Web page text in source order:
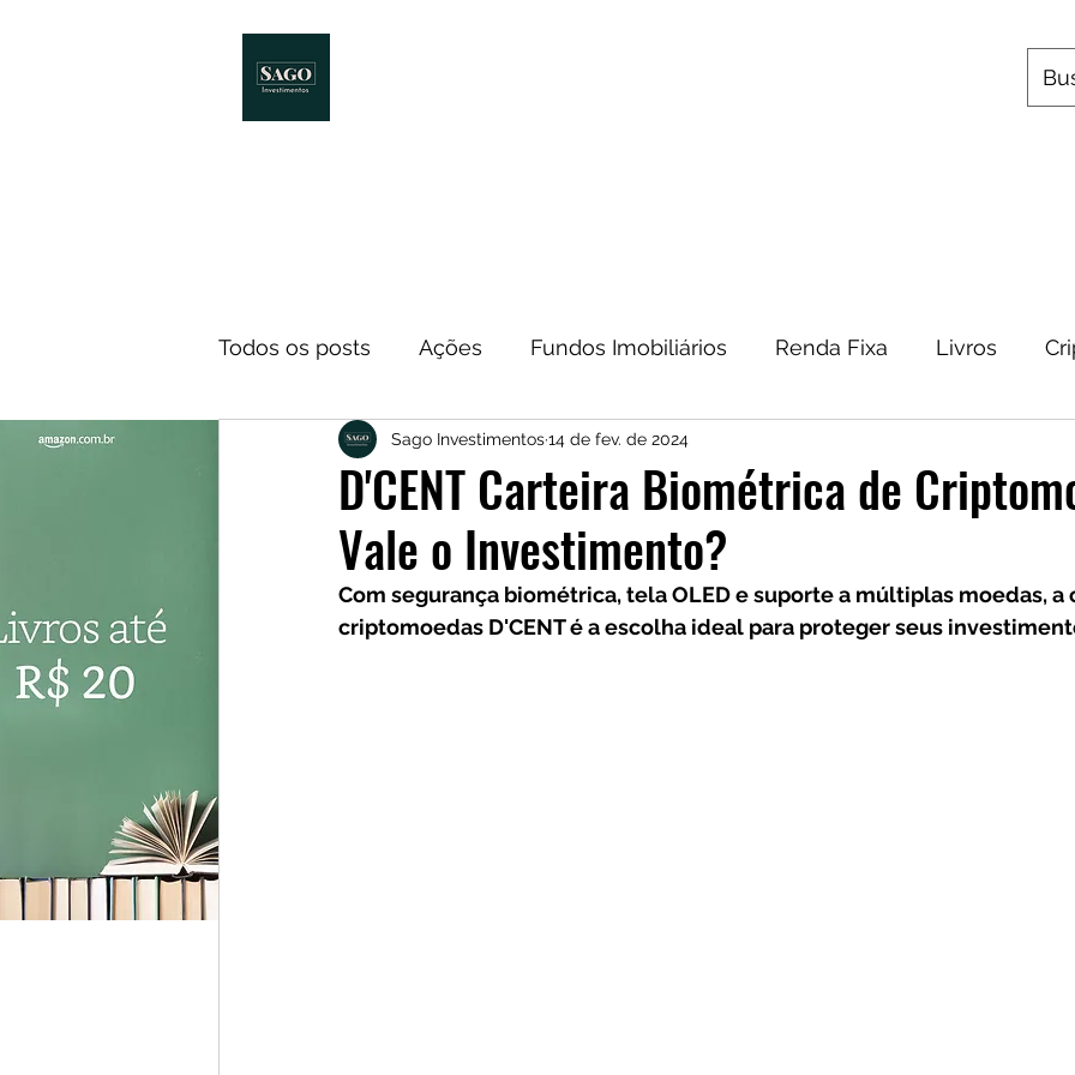
Todos os posts Ações Fundos Imobiliários Renda Fixa Livros
Notícias ETF Economia Metais Preciosos
Investidores Cursos Frases Dicas
D'CENT Carteira Biométrica de
Vale o Investimento?
Sago Investimentos14 de fev. de 2024
Com segurança biométrica, tela OLED e suporte a múltiplas moedas, a
criptomoedas D'CENT é a escolha ideal para proteger seus